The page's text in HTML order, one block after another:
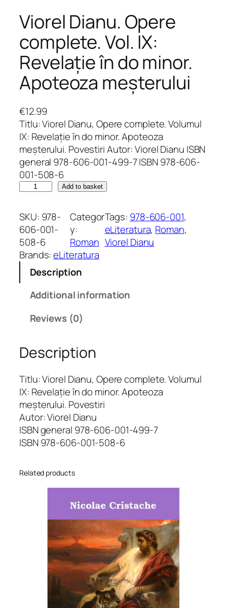
Viorel Dianu. Opere
complete. Vol. IX:
Revelație în do minor.
Apoteoza meșterului
€12.99
Titlu: Viorel Dianu, Opere complete. Volumul
IX: Revelație în do minor. Apoteoza
meșterului. Povestiri Autor: Viorel Dianu ISBN
general 978-606-001-499-7 ISBN 978-606-
001-508-6
o
r
e
l
D
p
r
e
c
o
m
p
t
Add to basket
SKU: 978-
606-001-
508-6
Categor
y:
Roman
Tags: 978-606-001
eLiteratura, Roman
Viorel Dianu
Brands:eLiteratura
Description
Additional information
Reviews (0)
Description
Titlu: Viorel Dianu, Opere complete. Volumul
IX: Revelație în do minor. Apoteoza
meșterului. Povestiri
Autor: Viorel Dianu
ISBN general 978-606-001-499-7
ISBN 978-606-001-508-6
Related products